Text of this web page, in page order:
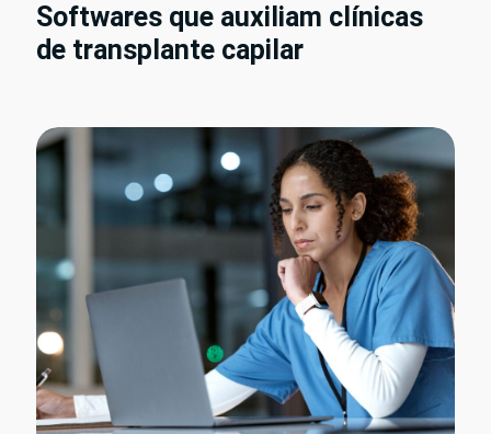
Softwares que auxiliam clínicas
de transplante capilar